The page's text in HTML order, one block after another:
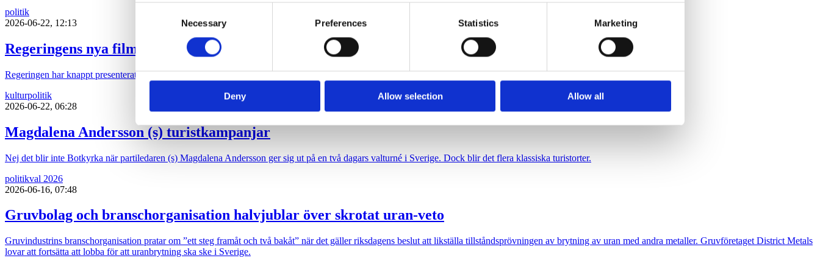
We use cookies to personalise content and ads, to provide social media features and to analyse our traffic. We also share
information about your use of our site with our social media, advertising and analytics partners who may combine it with
other information that you’ve provided to them or that they’ve collected from your use of their services.
Necessary Preferences Statistics Marketing
Deny Allow selection Allow all
politik
2026-06-22, 12:13
Regeringens nya filmpolitik sågas
Regeringen har knappt presenterat sin proposition ”Ny politisk inriktning för ett starkare filmland”, förrän den sågas.
kulturpolitik
2026-06-22, 06:28
Magdalena Andersson (s) turistkampanjar
Nej det blir inte Botkyrka när partiledaren (s) Magdalena Andersson ger sig ut på en två dagars valturné i Sverige. Dock blir det flera klassiska turistorter.
politikval 2026
2026-06-16, 07:48
Gruvbolag och branschorganisation halvjublar över skrotat uran-veto
Gruvindustrins branschorganisation pratar om ”ett steg framåt och två bakåt” när det gäller riksdagens beslut att likställa tillståndsprövningen av brytning av uran med andra metaller. Gruvföretaget District Metals
lovar att fortsätta att lobba för att uranbrytning ska ske i Sverige.